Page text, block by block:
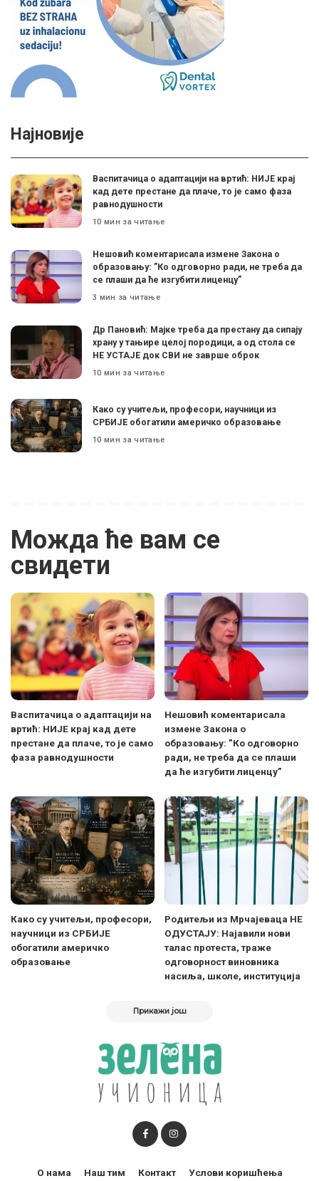
Најновије
Васпитачица о адаптацији на вртић: НИЈЕ крај
кад дете престане да плаче, то је само фаза
равнодушности
10 мин за читање
Нешовић коментарисала измене Закона о
образовању: ”Ко одговорно ради, не треба да
се плаши да ће изгубити лиценцу”
3 мин за читање
Др Пановић: Мајке треба да престану да сипају
храну у тањире целој породици, а од стола се
НЕ УСТАЈЕ док СВИ не заврше оброк
10 мин за читање
Како су учитељи, професори, научници из
СРБИЈЕ обогатили америчко образовање
10 мин за читање
Можда ће вам се
свидети
Васпитачица о адаптацији на
вртић: НИЈЕ крај кад дете
престане да плаче, то је само
фаза равнодушности
Нешовић коментарисала
измене Закона о
образовању: ”Ко одговорно
ради, не треба да се плаши
да ће изгубити лиценцу”
Како су учитељи, професори,
научници из СРБИЈЕ
обогатили америчко
образовање
Родитељи из Мрчајеваца НЕ
ОДУСТАЈУ: Најавили нови
талас протеста, траже
одговорност виновника
насиља, школе, институција
Прикажи још
О нама Наш тим Контакт Услови коришћења